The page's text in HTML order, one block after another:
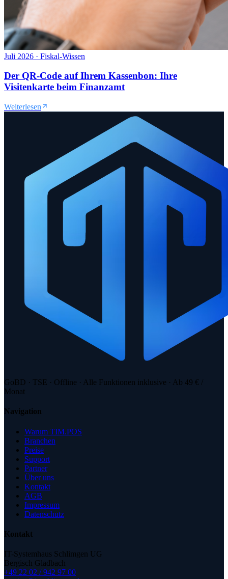
Juli 2026 · Fiskal-Wissen
Der QR-Code auf Ihrem Kassenbon: Ihre
Visitenkarte beim Finanzamt
Weiterlesen
GoBD · TSE · Offline · Alle Funktionen inklusive · Ab 49 € /
Monat
Navigation
Warum TIM.POS
Branchen
Preise
Support
Partner
Über uns
Kontakt
AGB
Impressum
Datenschutz
Kontakt
IT-Systemhaus Schlimgen UG
Bergisch Gladbach
+49 22 02 / 942 97 00